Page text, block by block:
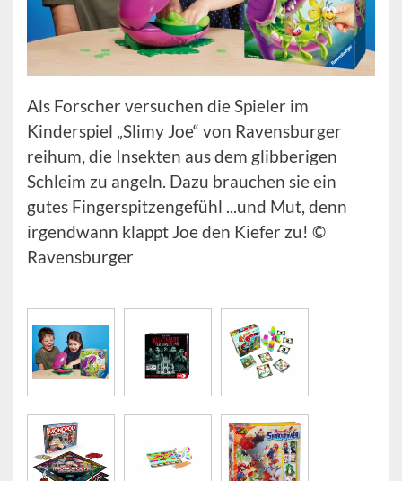
Als Forscher versuchen die Spieler im
Kinderspiel „Slimy Joe“ von Ravensburger
reihum, die Insekten aus dem glibberigen
Schleim zu angeln. Dazu brauchen sie ein
gutes Fingerspitzengefühl ...und Mut, denn
irgendwann klappt Joe den Kiefer zu! ©
Ravensburger